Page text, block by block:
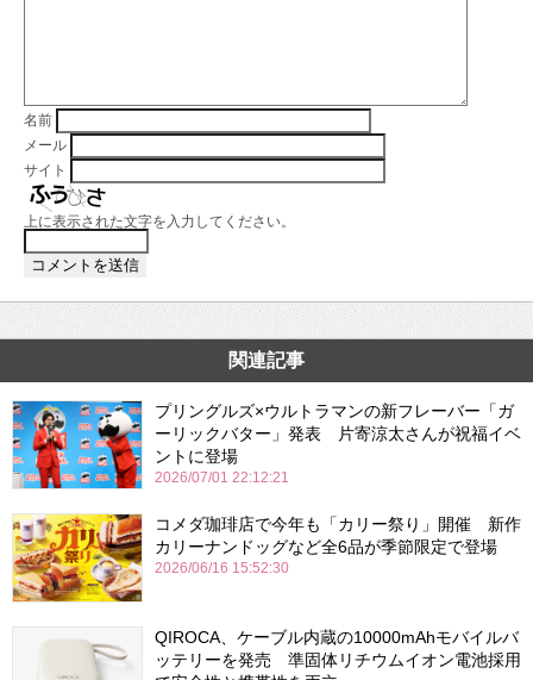
名前
メール
サイト
上に表示された文字を入力してください。
関連記事
プリングルズ×ウルトラマンの新フレーバー「ガ
ーリックバター」発表 片寄涼太さんが祝福イベ
ントに登場
2026/07/01 22:12:21
コメダ珈琲店で今年も「カリー祭り」開催 新作
カリーナンドッグなど全6品が季節限定で登場
2026/06/16 15:52:30
QIROCA、ケーブル内蔵の10000mAhモバイルバ
ッテリーを発売 準固体リチウムイオン電池採用